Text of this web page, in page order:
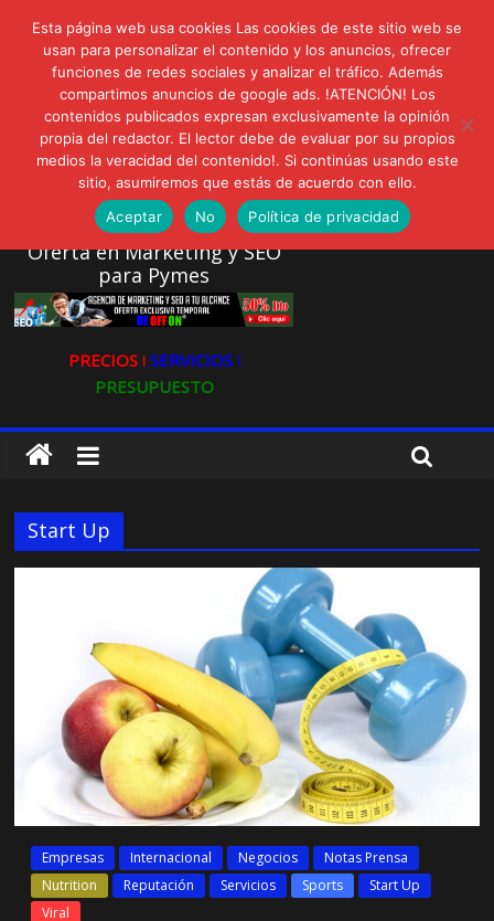
lunes, agosto 3, 2026
Novedades:
AVISPEX PLUS FORTE Bioeffitech y Protección natural sin
dañar el entorno
LIVAM estrena Agua de Sal
Ultravioleta Radio, Cómo una radio sin fines comerciales
conquistó a miles de oyentes
IA: Su importancia en las redes sociales
Gravatar: Tu Huella Digital en las Redes Sociales
Oferta en Marketing y SEO
para Pymes
PRECIOS ǀ SERVICIOS ǀ
PRESUPUESTO
Start Up
Empresas Internacional Negocios
Notas Prensa
Nutrition
Reputación Servicios Sports
Start Up
Viral
Esta página web usa cookies Las cookies de este sitio web se
usan para personalizar el contenido y los anuncios, ofrecer
funciones de redes sociales y analizar el tráfico. Además
compartimos anuncios de google ads. !ATENCIÓN! Los
contenidos publicados expresan exclusivamente la opinión
propia del redactor. El lector debe de evaluar por su propios
medios la veracidad del contenido!. Si continúas usando este
sitio, asumiremos que estás de acuerdo con ello.
Aceptar
No Política de privacidad